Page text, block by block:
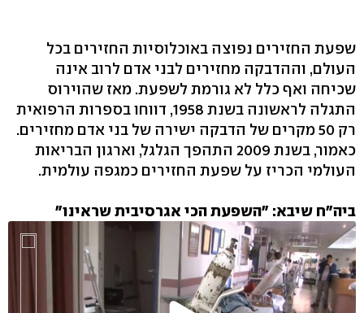
שפעת החזירים נפוצה באוכלוסיות החזירים בכל
העולם, וההדבקה מחזירים לבני אדם לרוב אינה
שכיחה ואף כלל לא גורמת לשפעת. מאז שהוירוס
התגלה לראשונה בשנת 1958, דווחו בספרות הרפואית
רק 50 מקרים של הדבקה ישירה של בני אדם מחזירים.
כאמור, בשנת 2009 התהפך הגלגל, וארגון הבריאות
העולמי הכריז על שפעת החזירים כמגפה עולמית.
ביה"ח שיבא: "השפעת הכי אגרסיבית שראינו"